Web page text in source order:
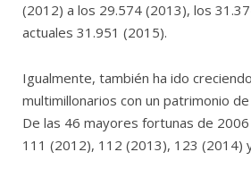
(2012) a los 29.574 (2013), los
actuales 31.951 (2015).
Igualmente, también ha ido
multimillonarios con un patrimonio
De las 46 mayores fortunas de
111 (2012), 112 (2013), 123 (2014)